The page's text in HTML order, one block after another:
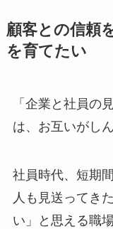
顧客との信頼
を育てたい
「企業と社員の
は、お互いがし
社員時代、短期
人も見送ってき
い」と思える職